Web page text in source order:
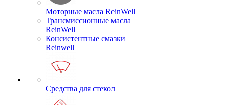
Моторные масла ReinWell
Трансмиссионные масла
ReinWell
Консистентные смазки
Reinwell
Средства для стекол